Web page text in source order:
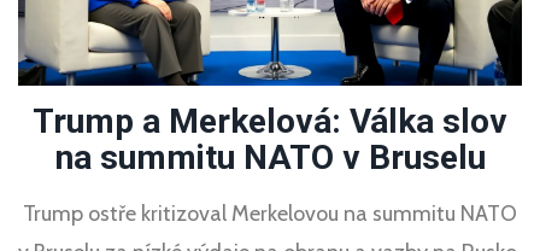
Trump a Merkelová: Válka slov
na summitu NATO v Bruselu
Trump ostře kritizoval Merkelovou na summitu NATO